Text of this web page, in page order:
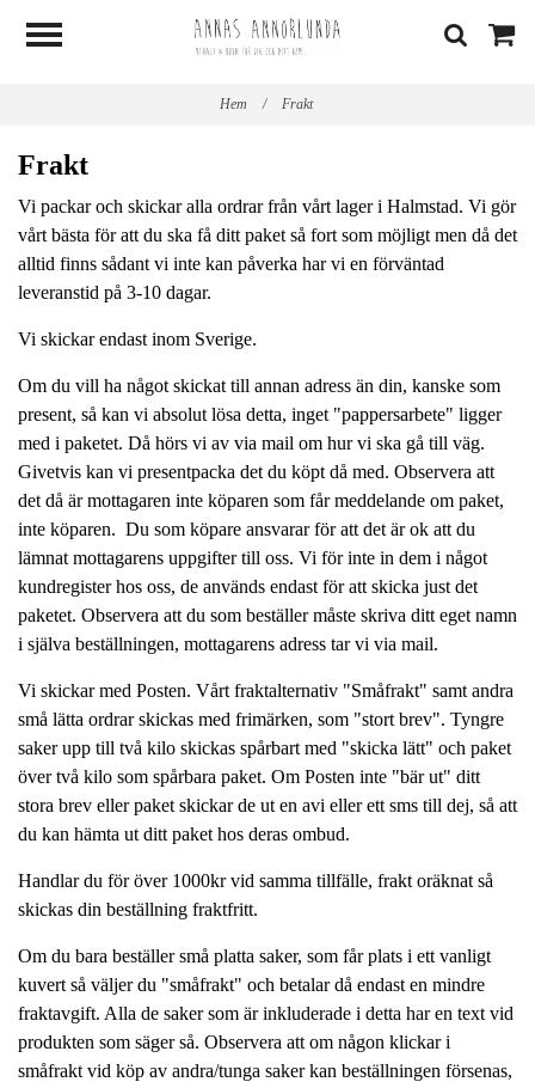
Hem / Frakt
Frakt
Vi packar och skickar alla ordrar från vårt lager i Halmstad. Vi gör
vårt bästa för att du ska få ditt paket så fort som möjligt men då det
alltid finns sådant vi inte kan påverka har vi en förväntad
leveranstid på 3-10 dagar.
Vi skickar endast inom Sverige.
Om du vill ha något skickat till annan adress än din, kanske som
present, så kan vi absolut lösa detta, inget "pappersarbete" ligger
med i paketet. Då hörs vi av via mail om hur vi ska gå till väg.
Givetvis kan vi presentpacka det du köpt då med. Observera att
det då är mottagaren inte köparen som får meddelande om paket,
inte köparen. Du som köpare ansvarar för att det är ok att du
lämnat mottagarens uppgifter till oss. Vi för inte in dem i något
kundregister hos oss, de används endast för att skicka just det
paketet. Observera att du som beställer måste skriva ditt eget namn
i själva beställningen, mottagarens adress tar vi via mail.
Vi skickar med Posten. Vårt fraktalternativ "Småfrakt" samt andra
små lätta ordrar skickas med frimärken, som "stort brev". Tyngre
saker upp till två kilo skickas spårbart med "skicka lätt" och paket
över två kilo som spårbara paket. Om Posten inte "bär ut" ditt
stora brev eller paket skickar de ut en avi eller ett sms till dej, så att
du kan hämta ut ditt paket hos deras ombud.
Handlar du för över 1000kr vid samma tillfälle, frakt oräknat så
skickas din beställning fraktfritt.
Om du bara beställer små platta saker, som får plats i ett vanligt
kuvert så väljer du "småfrakt" och betalar då endast en mindre
fraktavgift. Alla de saker som är inkluderade i detta har en text vid
produkten som säger så. Observera att om någon klickar i
småfrakt vid köp av andra/tunga saker kan beställningen försenas,